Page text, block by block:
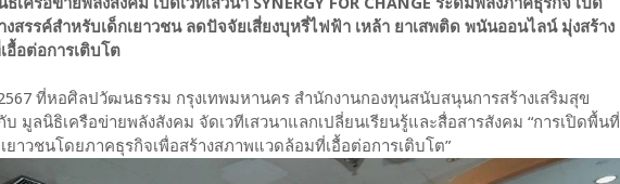
สรรค์สำหรับเด็กเยาวชน ลดปัจจัยเสี่ยงบุหรี่ไฟฟ้า เหล้า ยาเสพติด พนันออนไลน์ มุ่งสร้าง
อต่อการเติบโต
ที่หอศิลปวัฒนธรรม กรุงเทพมหานคร สำนักงานกองทุนสนับสนุนการสร้างเสริมสุข
มูลนิธิเครือข่ายพลังสังคม จัดเวทีเสวนาแลกเปลี่ยนเรียนรู้และสื่อสารสังคม “การเปิดพื้นที่
ยาวชนโดยภาคธุรกิจเพื่อสร้างสภาพแวดล้อมที่เอื้อต่อการเติบโต”